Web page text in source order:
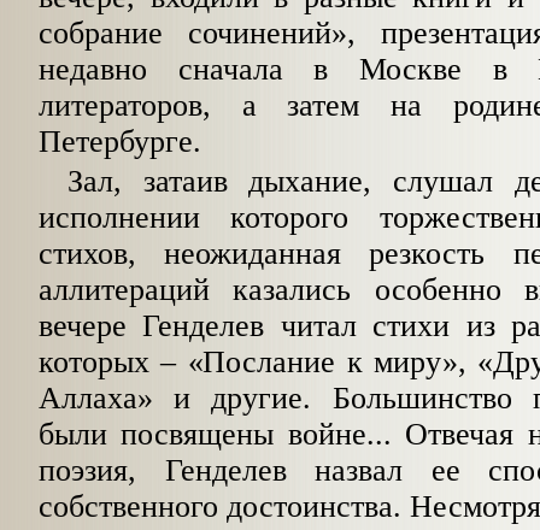
собрание сочинений»,
недавно сначала в Москве в
литераторов, а затем на
Петербурге.
Зал, затаив дыхание, слушал
исполнении которого
стихов, неожиданная резкость
аллитераций казались особенно
вечере Генделев читал стихи из
которых – «Послание к миру»,
Аллаха» и другие. Большинство
были посвящены войне... Отвечая
поэзия, Генделев назвал ее
собственного достоинства.